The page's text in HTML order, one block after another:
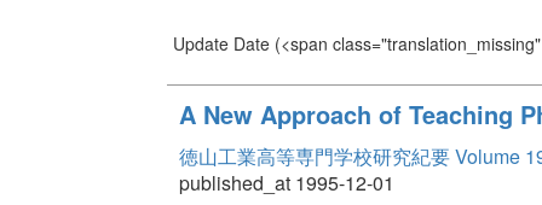
Update Date(<span
A New Approach of Teaching
徳山工業高等専門学校研究紀要 Volume
published_at 1995-12-01